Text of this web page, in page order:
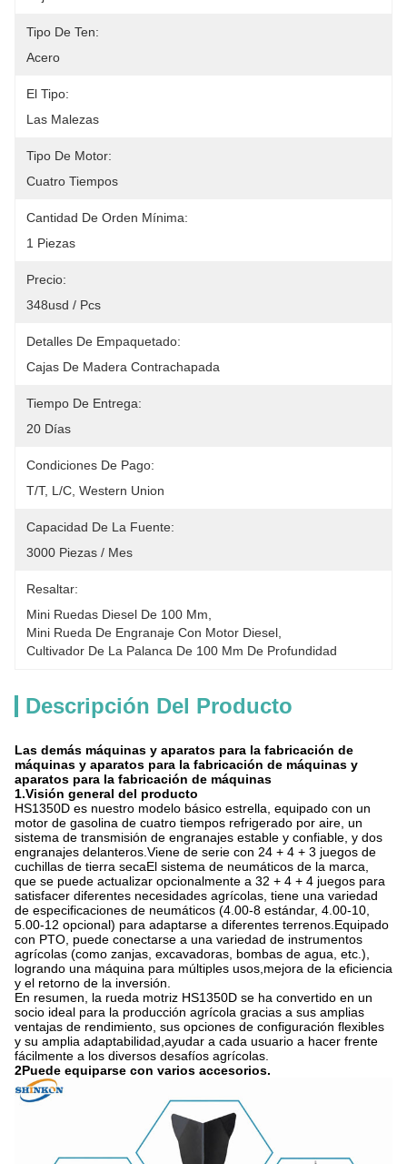
Tipo De Ten:
Acero
El Tipo:
Las Malezas
Tipo De Motor:
Cuatro Tiempos
Cantidad De Orden Mínima:
1 Piezas
Precio:
348usd / Pcs
Detalles De Empaquetado:
Cajas De Madera Contrachapada
Tiempo De Entrega:
20 Días
Condiciones De Pago:
T/T, L/C, Western Union
Capacidad De La Fuente:
3000 Piezas / Mes
Resaltar:
Mini Ruedas Diesel De 100 Mm
Mini Rueda De Engranaje Con Motor Diesel
Cultivador De La Palanca De 100 Mm De Profundidad
Descripción Del Producto
Las demás máquinas y aparatos para la fabricación de
máquinas y aparatos para la fabricación de máquinas y
aparatos para la fabricación de máquinas
1.Visión general del producto
HS1350D es nuestro modelo básico estrella, equipado con un
motor de gasolina de cuatro tiempos refrigerado por aire, un
sistema de transmisión de engranajes estable y confiable, y dos
engranajes delanteros.Viene de serie con 24 + 4 + 3 juegos de
cuchillas de tierra secaEl sistema de neumáticos de la marca,
que se puede actualizar opcionalmente a 32 + 4 + 4 juegos para
satisfacer diferentes necesidades agrícolas, tiene una variedad
de especificaciones de neumáticos (4.00-8 estándar, 4.00-10,
5.00-12 opcional) para adaptarse a diferentes terrenos.Equipado
con PTO, puede conectarse a una variedad de instrumentos
agrícolas (como zanjas, excavadoras, bombas de agua, etc.),
logrando una máquina para múltiples usos,mejora de la eficiencia
y el retorno de la inversión.
En resumen, la rueda motriz HS1350D se ha convertido en un
socio ideal para la producción agrícola gracias a sus amplias
ventajas de rendimiento, sus opciones de configuración flexibles
y su amplia adaptabilidad,ayudar a cada usuario a hacer frente
fácilmente a los diversos desafíos agrícolas.
2Puede equiparse con varios accesorios.